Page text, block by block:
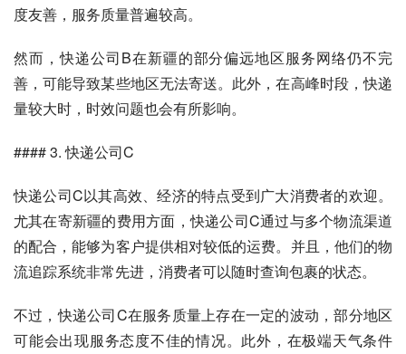
度友善，服务质量普遍较高。
然而，快递公司B在新疆的部分偏远地区服务网络仍不完
善，可能导致某些地区无法寄送。此外，在高峰时段，快递
量较大时，时效问题也会有所影响。
#### 3. 快递公司C
快递公司C以其高效、经济的特点受到广大消费者的欢迎。
尤其在寄新疆的费用方面，快递公司C通过与多个物流渠道
的配合，能够为客户提供相对较低的运费。并且，他们的物
流追踪系统非常先进，消费者可以随时查询包裹的状态。
不过，快递公司C在服务质量上存在一定的波动，部分地区
可能会出现服务态度不佳的情况。此外，在极端天气条件